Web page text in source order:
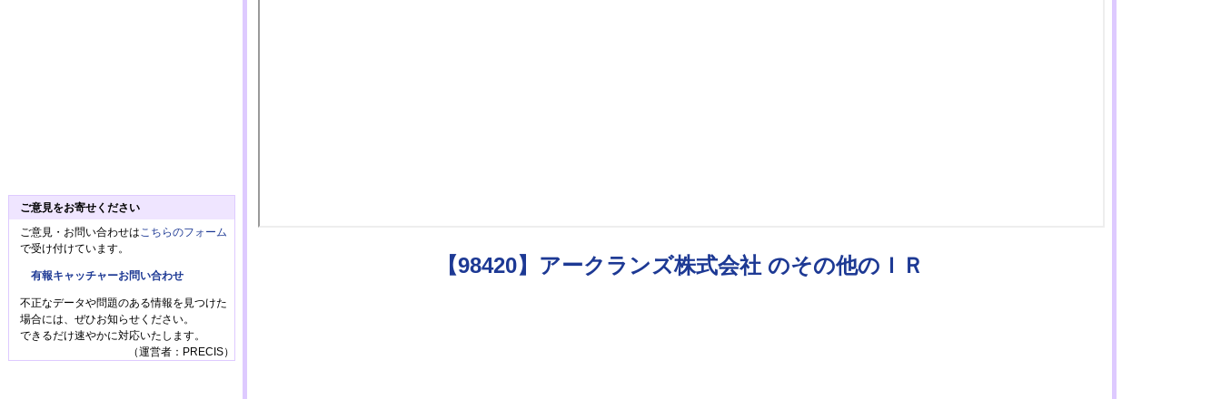
【98420】アークランズ株式会社 のその他のＩＲ
ご意見をお寄せください
ご意見・お問い合わせは こちらのフォーム
で受け付けています。
有報キャッチャーお問い合わせ
不正なデータや問題のある情報を見つけた
場合には、ぜひお知らせください。
できるだけ速やかに対応いたします。
（運営者：PRECIS）